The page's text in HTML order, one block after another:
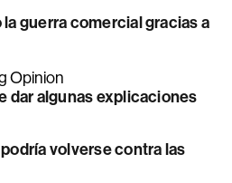
guerra comercial gracias a
Opinion
dar algunas explicaciones
volverse contra las